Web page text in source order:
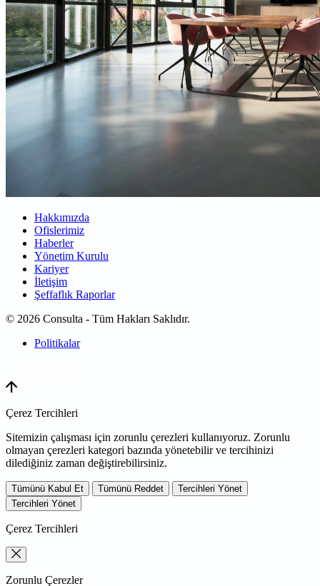
Hakkımızda
Ofislerimiz
Haberler
Yönetim Kurulu
Kariyer
İletişim
Şeffaflık Raporlar
© 2026 Consulta - Tüm Hakları Saklıdır.
Politikalar
Çerez Tercihleri
Sitemizin çalışması için zorunlu çerezleri kullanıyoruz. Zorunlu
olmayan çerezleri kategori bazında yönetebilir ve tercihinizi
dilediğiniz zaman değiştirebilirsiniz.
Tümünü Kabul Et Tümünü Reddet
Tercihleri Yönet
Tercihleri Yönet
Çerez Tercihleri
Zorunlu Çerezler